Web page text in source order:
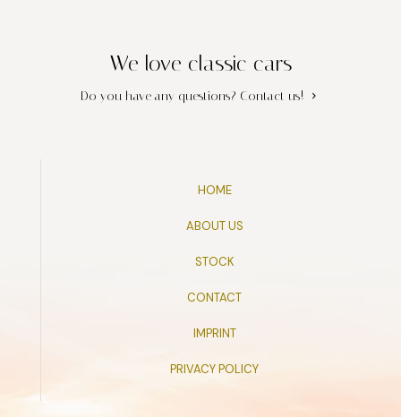
We love classic cars
Do you have any questions? Contact us!
HOME
ABOUT US
STOCK
CONTACT
IMPRINT
PRIVACY POLICY